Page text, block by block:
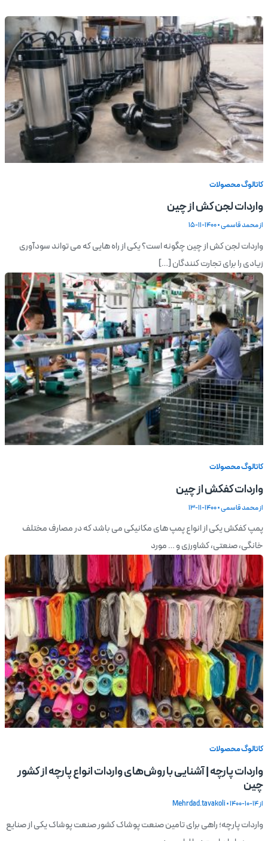
کاتالوگ محصولات
واردات لجن کش از چین
ازمحمد قاسمی•
1400-11-15
واردات لجن کش از چین چگونه است؟ یکی از راه هایی که می تواند سودآوری
زیادی را برای تجارت کنندگان […]
کاتالوگ محصولات
واردات کفکش از چین
ازمحمد قاسمی•
1400-11-13
پمپ کفکش یکی از انواع پمپ های مکانیکی می باشد که در مصارف مختلف
خانگی، صنعتی، کشاورزی و … مورد
کاتالوگ محصولات
واردات پارچه | آشنایی با روش‌های واردات انواع پارچه از کشور
چین
از Mehrdad.tavakoli•1400-10-14
واردات پارچه؛ راهی برای تامین صنعت پوشاک کشور صنعت پوشاک یکی از صنایع